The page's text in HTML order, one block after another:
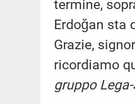
termine,
Erdoğan sta
Grazie,
ricordiamo
gruppo